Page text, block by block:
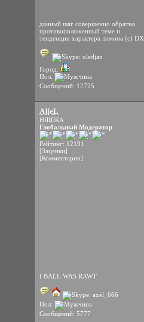
данный шаг совершенно обратно
противоположенный теме и
тенденции характера лимона (с) DX
Город:
Пол:
Сообщений: 12725
A][eL
НЯШКА
Глобальный Модератор
Рейтинг: 12191
[Заценки]
[Комментарии]
I BALL WAS RAWT
Пол:
Сообщений: 5777